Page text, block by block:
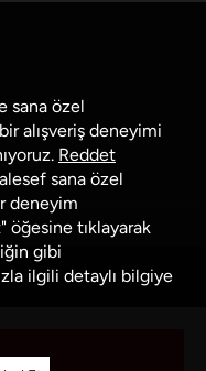
sana özel
alışveriş deneyimi
Reddet
sana özel
deneyim
öğesine tıklayarak
gibi
ilgili detaylı bilgiye